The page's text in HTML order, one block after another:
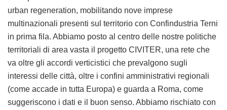
urban regeneration, mobilitando nove imprese
multinazionali presenti sul territorio con Confindustria Terni
in prima fila. Abbiamo posto al centro delle nostre politiche
territoriali di area vasta il progetto CIVITER, una rete che
va oltre gli accordi verticistici che prevalgono sugli
interessi delle città, oltre i confini amministrativi regionali
(come accade in tutta Europa) e guarda a Roma, come
suggeriscono i dati e il buon senso. Abbiamo rischiato con